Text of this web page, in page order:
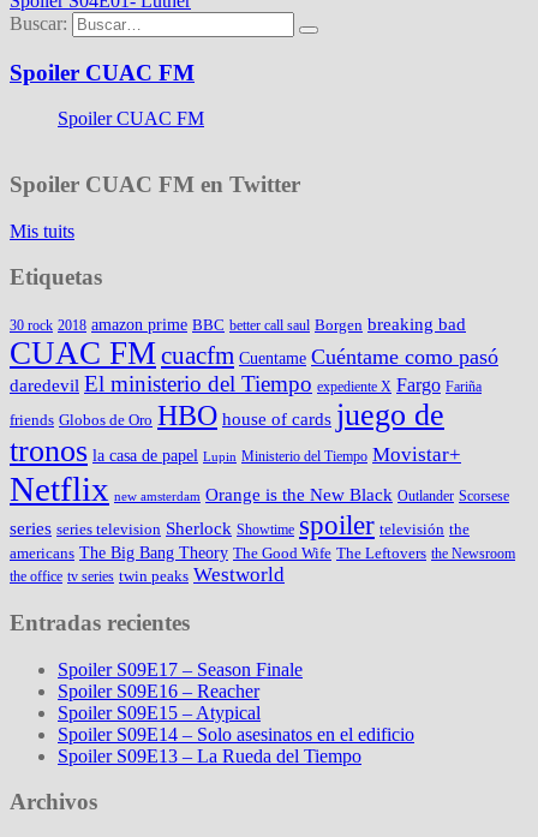
Buscar:
Spoiler CUAC FM
Spoiler CUAC FM
Spoiler CUAC FM en Twitter
Mis tuits
Etiquetas
30 rock 2018 amazon prime BBC better call saul Borgen breaking bad
CUAC FMcuacfm Cuentame Cuéntame como pasó
daredevil El ministerio del Tiempo expediente X Fargo Fariña
friends Globos de Oro HBO house of cards juego de
tronos la casa de papel Lupin Ministerio del Tiempo Movistar+
Netflix new amsterdam Orange is the New Black Outlander Scorsese
series series television Sherlock Showtime spoiler televisión the
americans The Big Bang Theory The Good Wife The Leftovers the Newsroom
the office tv series twin peaks Westworld
Entradas recientes
Spoiler S09E17 – Season Finale
Spoiler S09E16 – Reacher
Spoiler S09E15 – Atypical
Spoiler S09E14 – Solo asesinatos en el edificio
Spoiler S09E13 – La Rueda del Tiempo
Archivos